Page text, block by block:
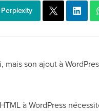
Perplexity
son ajout à
à WordPress